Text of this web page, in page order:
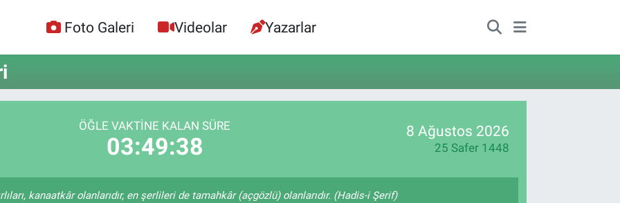
Foto Galeri Videolar Yazarlar
ÖĞLE VAKTİNE KALAN SÜRE
03:49:37
8 Ağustos 2026
25 Safer 1448
kanaatkâr olanlarıdır, en şerlileri de tamahkâr (açgözlü) olanlarıdır. (Hadis-i Şerif)